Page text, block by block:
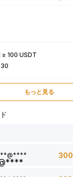
≥ 100 USDT
もっと見る
300